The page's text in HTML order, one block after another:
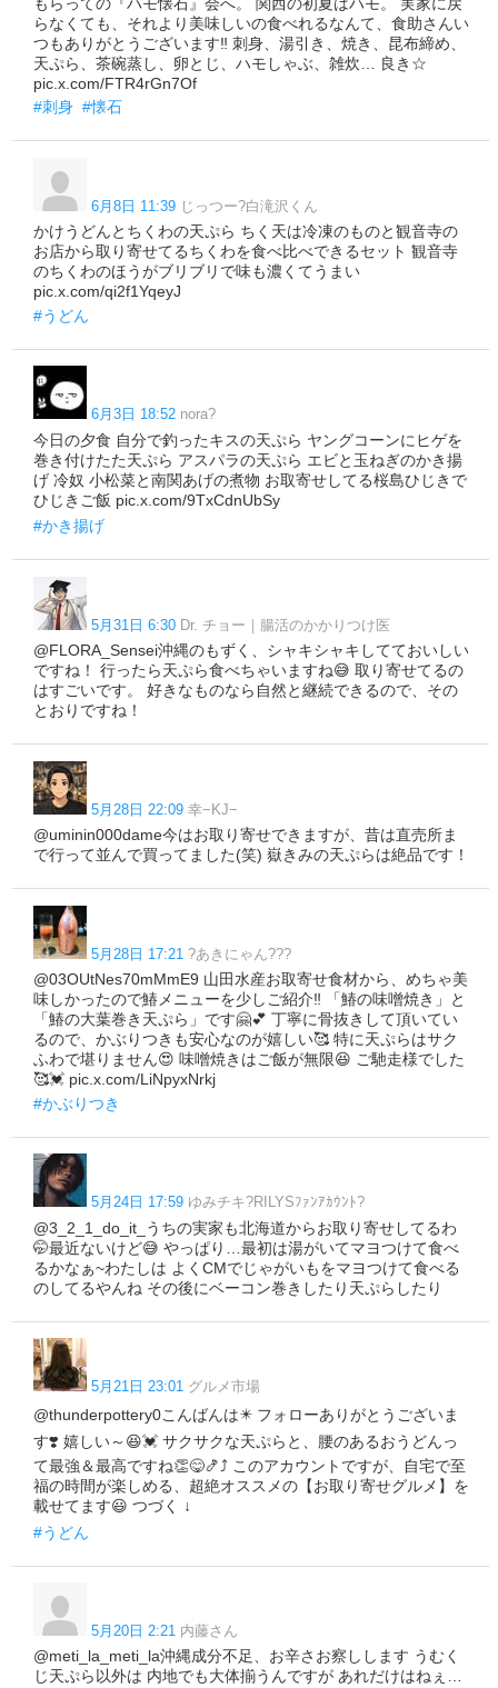
らなくても、それより美味しいの食べれるなんて、食助さんい
つもありがとうございます‼️ 刺身、湯引き、焼き、昆布締め、
天ぷら、茶碗蒸し、卵とじ、ハモしゃぶ、雑炊… 良き☆
pic.x.com/FTR4rGn7Of
#刺身 #懐石
6月8日 11:39 じっつー?白滝沢くん
かけうどんとちくわの天ぷら ちく天は冷凍のものと観音寺の
お店から取り寄せてるちくわを食べ比べできるセット 観音寺
のちくわのほうがブリブリで味も濃くてうまい
pic.x.com/qi2f1YqeyJ
#うどん
6月3日 18:52 nora?
今日の夕食 自分で釣ったキスの天ぷら ヤングコーンにヒゲを
巻き付けたた天ぷら アスパラの天ぷら エビと玉ねぎのかき揚
げ 冷奴 小松菜と南関あげの煮物 お取寄せしてる桜島ひじきで
ひじきご飯 pic.x.com/9TxCdnUbSy
#かき揚げ
5月31日 6:30 Dr. チョー｜腸活のかかりつけ医
@FLORA_Sensei沖縄のもずく、シャキシャキしてておいしい
ですね！ 行ったら天ぷら食べちゃいますね😅 取り寄せてるの
はすごいです。 好きなものなら自然と継続できるので、その
とおりですね！
5月28日 22:09 幸−KJ−
@uminin000dame今はお取り寄せできますが、昔は直売所ま
で行って並んで買ってました(笑) 嶽きみの天ぷらは絶品です！
5月28日 17:21 ?あきにゃん???
@03OUtNes70mMmE9 山田水産お取寄せ食材から、めちゃ美
味しかったので鰆メニューを少しご紹介‼️ 「鰆の味噌焼き」と
「鰆の大葉巻き天ぷら」です🤗💕 丁寧に骨抜きして頂いてい
るので、かぶりつきも安心なのが嬉しい🥰 特に天ぷらはサク
ふわで堪りません😍 味噌焼きはご飯が無限😆 ご馳走様でした
🥰💓 pic.x.com/LiNpyxNrkj
#かぶりつき
5月24日 17:59 ゆみチキ?RILYSﾌｧﾝｱｶｳﾝﾄ?
@3_2_1_do_it_うちの実家も北海道からお取り寄せしてるわ
🤭最近ないけど😅 やっぱり…最初は湯がいてマヨつけて食べ
るかなぁ~わたしは よくCMでじゃがいもをマヨつけて食べる
のしてるやんね その後にベーコン巻きしたり天ぷらしたり
5月21日 23:01 グルメ市場
@thunderpottery0こんばんは✴️ フォローありがとうございま
す❣️ 嬉しい～😆💓 サクサクな天ぷらと、腰のあるおうどんっ
て最強＆最高ですね👏😋🍤⤴️ このアカウントですが、自宅で至
福の時間が楽しめる、超絶オススメの【お取り寄せグルメ】を
載せてます😃 つづく ↓
#うどん
5月20日 2:21 内藤さん
@meti_la_meti_la沖縄成分不足、お辛さお察しします うむく
じ天ぷら以外は 内地でも大体揃うんですが あれだけはねぇ…